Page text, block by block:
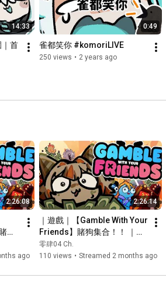
14:33
｜首
0:49
雀都笑你 #komoriLIVE
250 views • 2 years ago
2:26:08
狗
ago
2:26:14
｜遊戲｜【Gamble With Your
Friends】賭狗集合！！ ｜零
肆04 Ch.
零肆04 Ch.
110 views • Streamed 2 months ago